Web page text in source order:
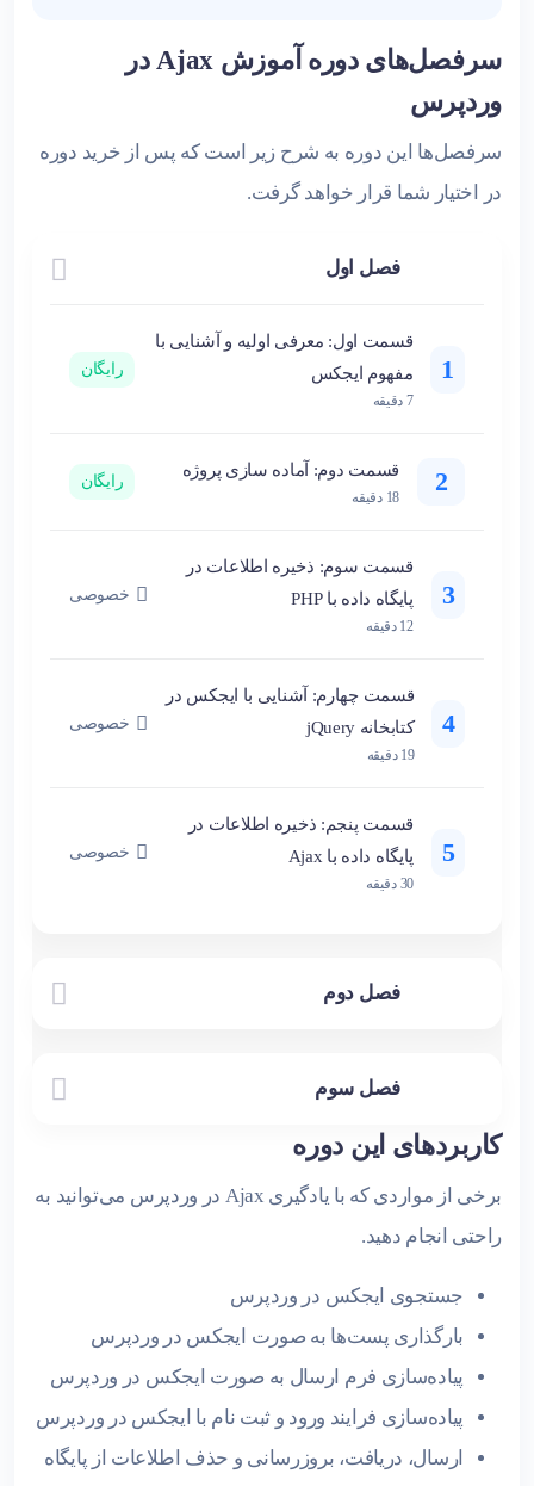
سرفصل‌های دوره آموزش Ajax در
وردپرس
سرفصل‌ها این دوره به شرح زیر است که پس از خرید دوره
در اختیار شما قرار خواهد گرفت.
فصل اول
1
قسمت اول: معرفی اولیه و آشنایی با
مفهوم ایجکس
7 دقیقه
رایگان
2 قسمت دوم: آماده ‌سازی پروژه
18 دقیقه
رایگان
3
قسمت سوم: ذخیره اطلاعات در
پایگاه داده با PHP
12 دقیقه
خصوصی
4
قسمت چهارم: آشنایی با ایجکس در
کتابخانه jQuery
19 دقیقه
خصوصی
5
قسمت پنجم: ذخیره اطلاعات در
پایگاه داده با Ajax
30 دقیقه
خصوصی
فصل دوم
فصل سوم
کاربردهای این دوره
برخی از مواردی که با یادگیری Ajax در وردپرس می‌توانید به
راحتی انجام دهید.
جستجوی ایجکس در وردپرس
بارگذاری پست‌ها به صورت ایجکس در وردپرس
پیاده‌سازی فرم ارسال به صورت ایجکس در وردپرس
پیاده‌سازی فرایند ورود و ثبت نام با ایجکس در وردپرس
ارسال، دریافت، بروزرسانی و حذف اطلاعات از پایگاه